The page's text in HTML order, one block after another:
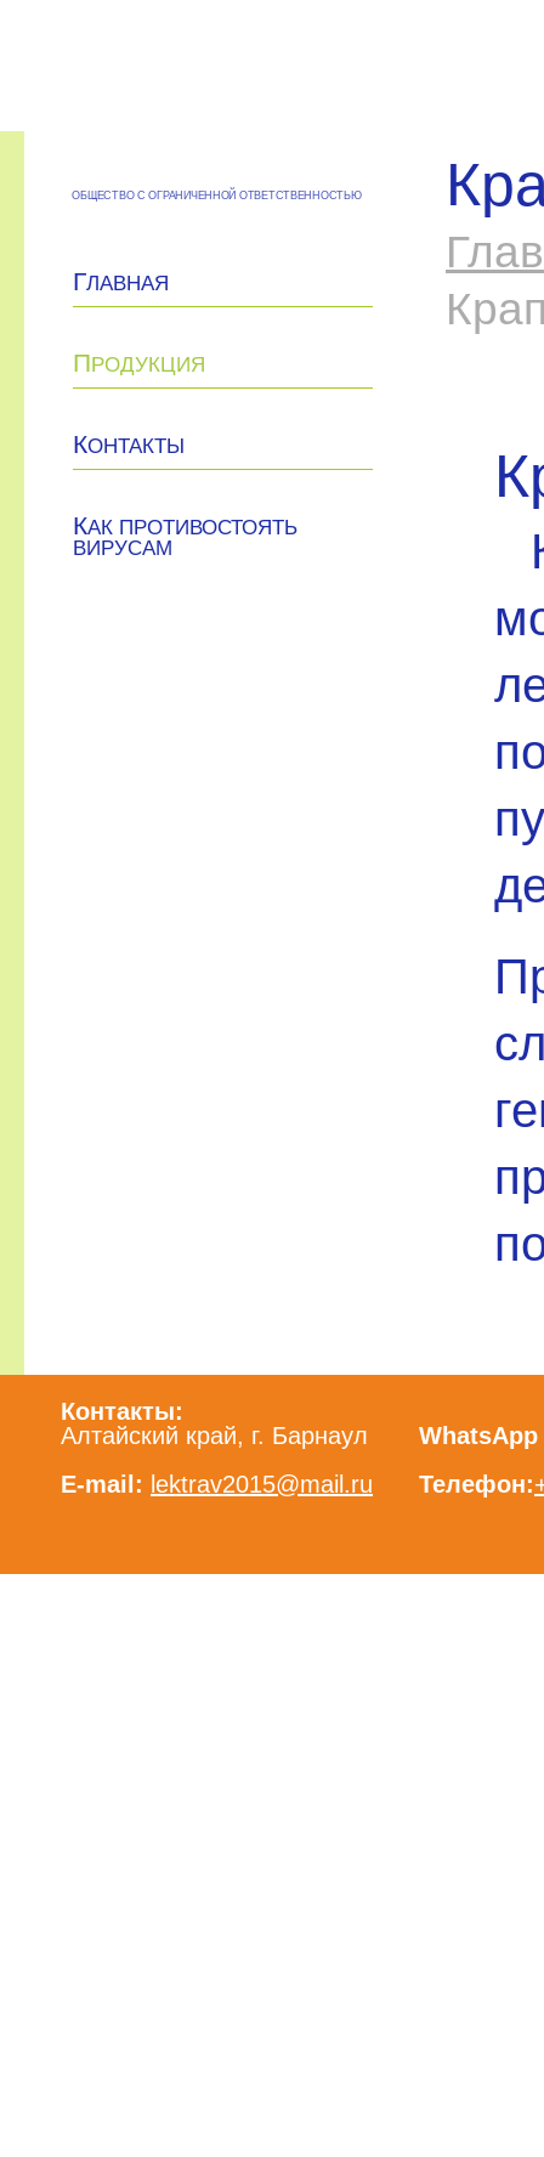
ОБЩЕСТВО С ОГРАНИЧЕННОЙ ОТВЕТСТВЕННОСТЬЮ
ГЛАВНАЯ
ПРОДУКЦИЯ
КОНТАКТЫ
КАК ПРОТИВОСТОЯТЬ
ВИРУСАМ
Контакты:
Алтайский край, г. Барнаул
E-mail: lektrav2015@mail.ru
Телефон: